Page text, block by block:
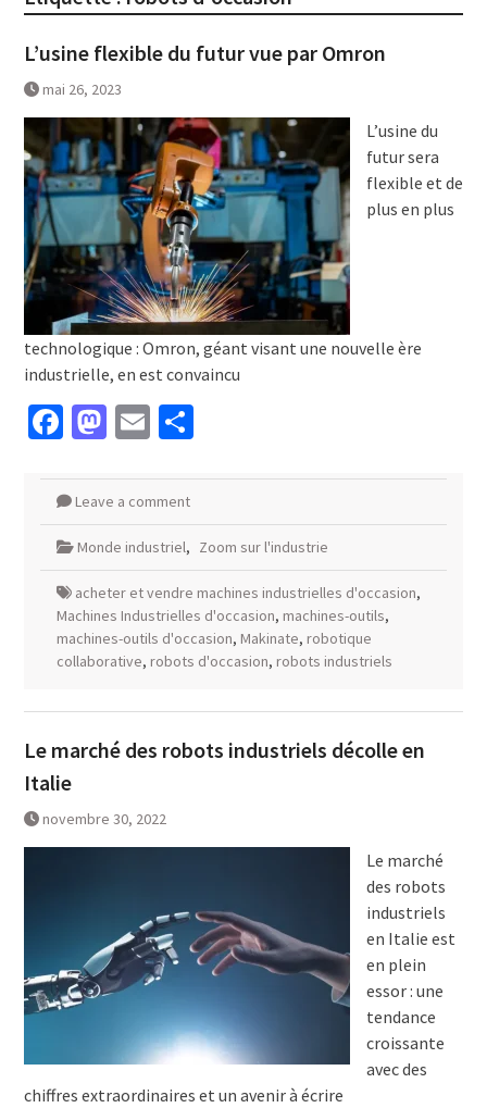
L’usine flexible du futur vue par Omron
mai 26, 2023
L’usine du
futur sera
flexible et de
plus en plus
technologique : Omron, géant visant une nouvelle ère
industrielle, en est convaincu
Facebook
Mastodon
EmailPartager
Leave a comment
Monde industriel, Zoom sur l'industrie
acheter et vendre machines industrielles d'occasion,
Machines Industrielles d'occasion, machines-outils,
machines-outils d'occasion, Makinate, robotique
collaborative, robots d'occasion, robots industriels
Le marché des robots industriels décolle en
Italie
novembre 30, 2022
Le marché
des robots
industriels
en Italie est
en plein
essor : une
tendance
croissante
avec des
chiffres extraordinaires et un avenir à écrire